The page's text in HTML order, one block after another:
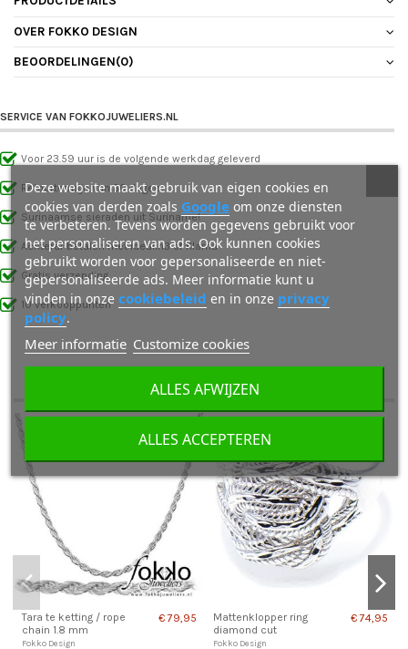
OVER FOKKO DESIGN
BEOORDELINGEN(0)
SERVICE VAN FOKKOJUWELIERS.NL
Voor 23.59 uur is de volgende werkdag geleverd
Retourtermijn van 30 dagen
Surinaamse sieraden uit Suriname!
Achteraf betalen met IdealIn3 of Klarna
Gratis verzending
10 verkooppunten
OOK INTERESSANT VOOR JOU
Tara te ketting / rope
chain 1.8 mm
Fokko Design
€ 79,95
Mattenklopper ring
diamond cut
Fokko Design
€ 74,95
Deze website maakt gebruik van eigen cookies en
cookies van derden zoals Googleom onze diensten
te verbeteren. Tevens worden gegevens gebruikt voor
het personaliseren van ads. Ook kunnen cookies
gebruikt worden voor gepersonaliseerde en niet-
gepersonaliseerde ads. Meer informatie kunt u
vinden in onze cookiebeleid en in onze privacy
policy.
Meer informatie Customize cookies
ALLES AFWIJZEN
ALLES ACCEPTEREN